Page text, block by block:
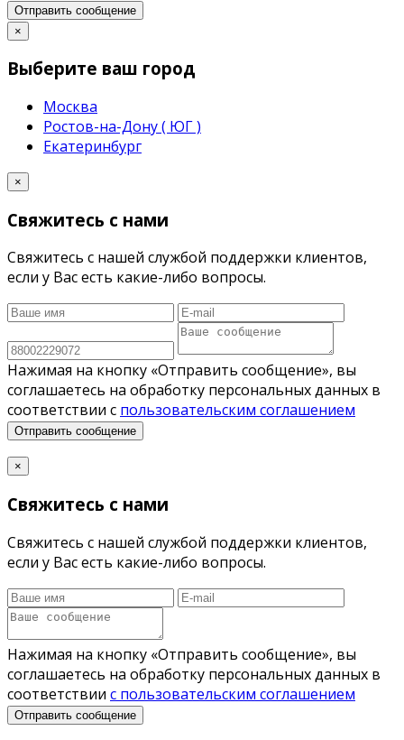
Отправить сообщение
×
Выберите ваш город
Москва
Ростов-на-Дону ( ЮГ )
Екатеринбург
×
Свяжитесь с нами
Свяжитесь с нашей службой поддержки клиентов,
если у Вас есть какие-либо вопросы.
Нажимая на кнопку «Отправить сообщение», вы
соглашаетесь на обработку персональных данных в
соответствии с пользовательским соглашением
Отправить сообщение
×
Свяжитесь с нами
Свяжитесь с нашей службой поддержки клиентов,
если у Вас есть какие-либо вопросы.
Нажимая на кнопку «Отправить сообщение», вы
соглашаетесь на обработку персональных данных в
соответствии с пользовательским соглашением
Отправить сообщение